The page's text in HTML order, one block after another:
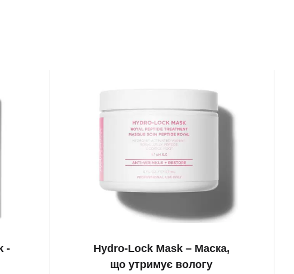
-
Hydro-Lock Mask – Маска,
що утримує вологу